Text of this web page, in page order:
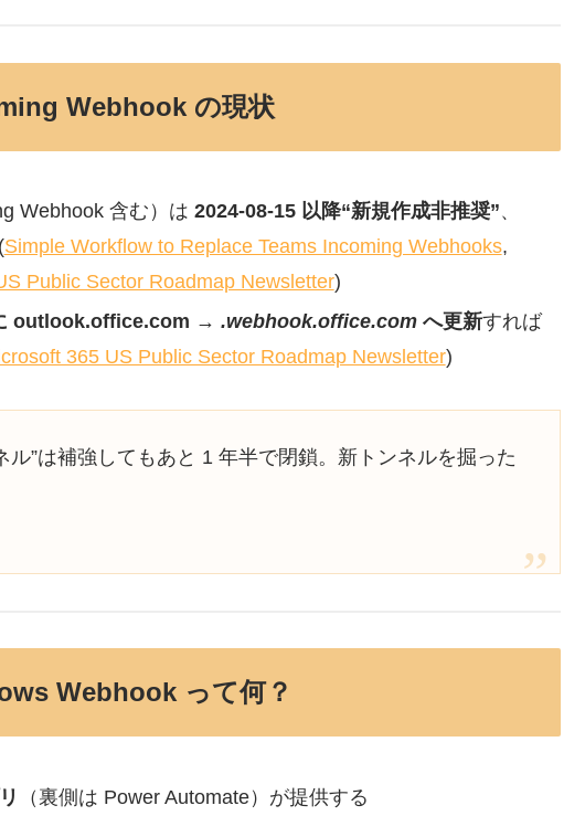
Webhook の現状
Webhook 含む）は 2024-08-15 以降“新規作成非推奨”、
Simple Workflow to Replace Teams Incoming Webhooks,
Public Sector Roadmap Newsletter)
outlook.office.com → .webhook.office.comへ更新すれば
365 US Public Sector Roadmap Newsletter)
ル”は補強してもあと 1 年半で閉鎖。新トンネルを掘った
Webhook って何？
（裏側は Power Automate）が提供する